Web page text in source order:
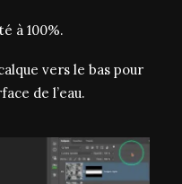
à 100%.
vers le bas pour
de l’eau.